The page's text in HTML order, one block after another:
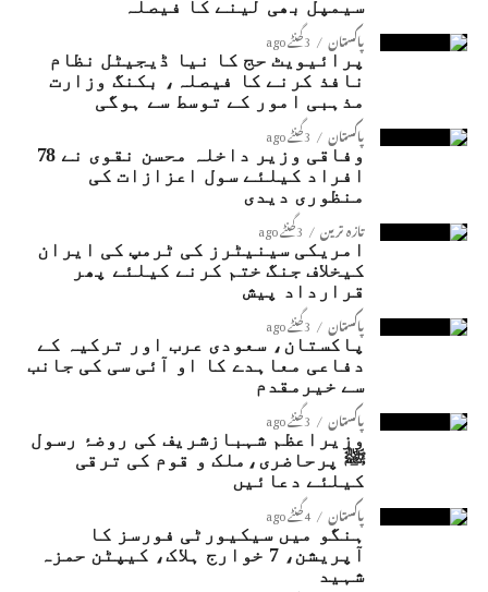
سیمپل بھی لینے کا فیصلہ
پاکستان 3 گھنٹے ago
پرائیویٹ حج کا نیا ڈیجیٹل نظام
نافذ کرنے کا فیصلہ، بکنگ وزارت
مذہبی امور کے توسط سے ہوگی
پاکستان 3 گھنٹے ago
وفاقی وزیر داخلہ محسن نقوی نے 78
افراد کیلئے سول اعزازات کی
منظوری دیدی
تازہ ترین 3 گھنٹے ago
امریکی سینیٹرز کی ٹرمپ کی ایران
کیخلاف جنگ ختم کرنے کیلئے پھر
قرارداد پیش
پاکستان 3 گھنٹے ago
پاکستان، سعودی عرب اور ترکیہ کے
دفاعی معاہدے کا او آئی سی کی جانب
سے خیرمقدم
پاکستان 3 گھنٹے ago
وزیراعظم شہبازشریف کی روضۂ رسول
ﷺ پرحاضری،ملک و قوم کی ترقی
کیلئے دعائیں
پاکستان 4 گھنٹے ago
ہنگو میں سیکیورٹی فورسز کا
آپریشن، 7 خوارج ہلاک، کیپٹن حمزہ
شہید